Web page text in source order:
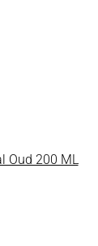
Oud 200 ML